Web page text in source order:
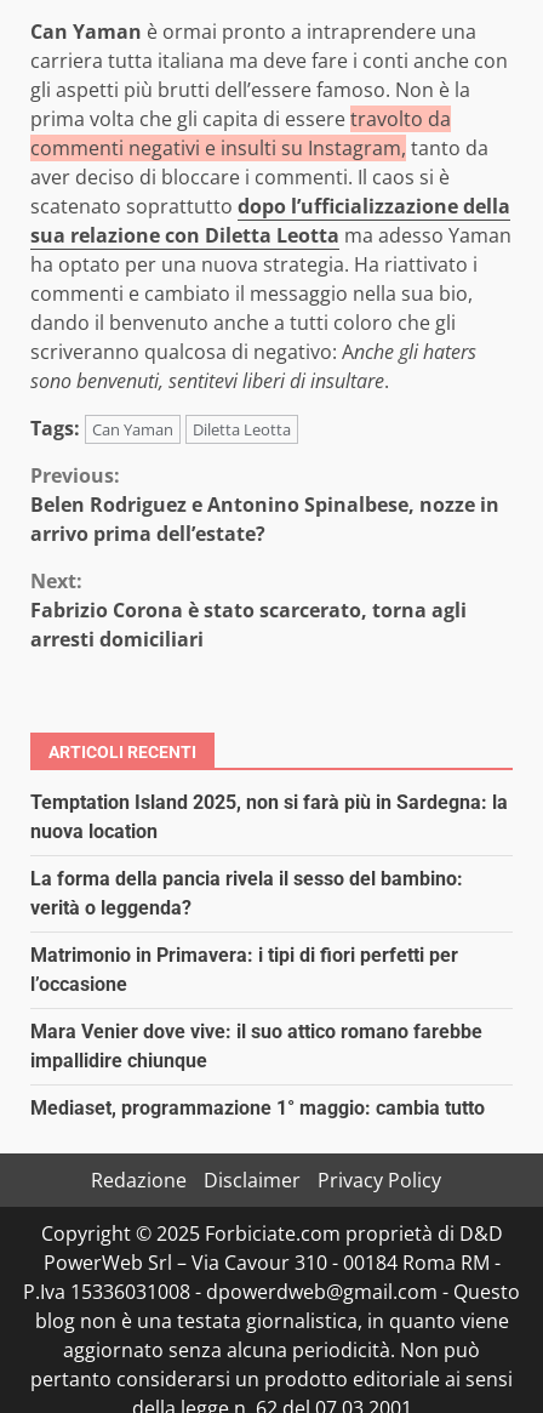
Can Yaman è ormai pronto a intraprendere una
carriera tutta italiana ma deve fare i conti anche con
gli aspetti più brutti dell’essere famoso. Non è la
prima volta che gli capita di esseretravolto da
commenti negativi e insulti su Instagram, tanto da
aver deciso di bloccare i commenti. Il caos si è
scatenato soprattutto dopo l’ufficializzazione della
sua relazione con Diletta Leotta ma adesso Yaman
ha optato per una nuova strategia. Ha riattivato i
commenti e cambiato il messaggio nella sua bio,
dando il benvenuto anche a tutti coloro che gli
scriveranno qualcosa di negativo: Anche gli haters
sono benvenuti, sentitevi liberi di insultare.
Tags:
Can Yaman Diletta Leotta
Continue
Reading
Previous:
Belen Rodriguez e Antonino Spinalbese, nozze in
arrivo prima dell’estate?
Next:
Fabrizio Corona è stato scarcerato, torna agli
arresti domiciliari
ARTICOLI RECENTI
Temptation Island 2025, non si farà più in Sardegna: la
nuova location
La forma della pancia rivela il sesso del bambino:
verità o leggenda?
Matrimonio in Primavera: i tipi di fiori perfetti per
l’occasione
Mara Venier dove vive: il suo attico romano farebbe
impallidire chiunque
Mediaset, programmazione 1° maggio: cambia tutto
Redazione Disclaimer
Privacy Policy
Copyright © 2025 Forbiciate.com proprietà di D&D
PowerWeb Srl – Via Cavour 310 - 00184 Roma RM -
P.Iva 15336031008 - dpowerdweb@gmail.com - Questo
blog non è una testata giornalistica, in quanto viene
aggiornato senza alcuna periodicità. Non può
pertanto considerarsi un prodotto editoriale ai sensi